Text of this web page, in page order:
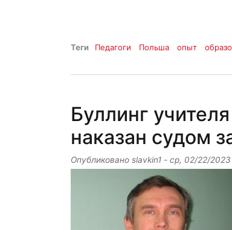
Теги Педагоги Польша опыт
Буллинг
наказан судом
Опубликовано slavkin1 - ср, 02/22/